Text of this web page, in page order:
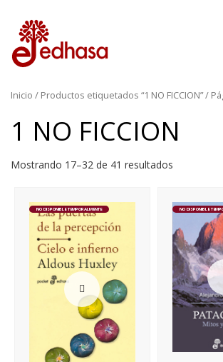
Inicio / Productos etiquetados “1 NO FICCION”/
1 NO FICCION
Mostrando 17–32 de 41 resultados
NO DISPONIBLE TEMPORALMENTE NO DISPONIBLE